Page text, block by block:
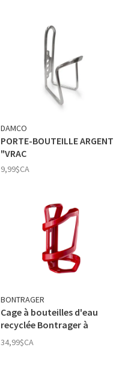
DAMCO
PORTE-BOUTEILLE ARGENT
"VRAC
9,99$CA
BONTRAGER
Cage à bouteilles d'eau
recyclée Bontrager à
chargement latéral droit
rouge
34,99$CA